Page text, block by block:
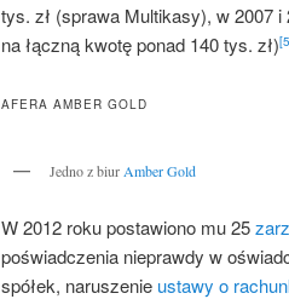
tys. zł (sprawa Multikasy), w 2007
na łączną kwotę ponad 140 tys. zł)
AFERA AMBER GOLD
Jedno z biurAmber Gold
W 2012 roku postawiono mu 25
poświadczenia nieprawdy w
spółek, naruszenie ustawy o